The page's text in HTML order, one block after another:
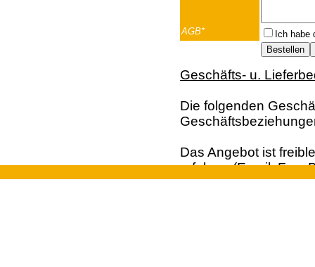
AGB* Ich habe
Geschäfts- u.
Die folgenden
Das Angebot ist
erfolgen (Email; Fax;
Vertragsangebot. Die